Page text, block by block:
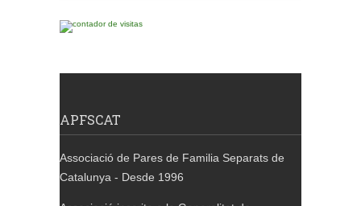
APFSCAT
Associació de Pares de Familia Separats de
Catalunya - Desde 1996